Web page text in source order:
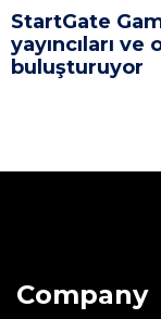
StartGate
yayıncıları ve
buluşturuyor
Company